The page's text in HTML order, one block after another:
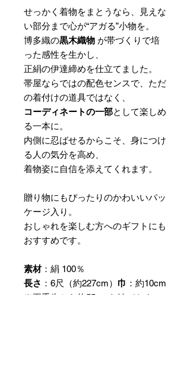
せっかく着物をまとうなら、見えな
い部分まで心が“アガる”小物を。
博多織の黒木織物 が帯づくりで培
った感性を生かし、
正絹の伊達締めを仕立てました。
帯屋ならではの配色センスで、ただ
の着付けの道具ではなく、
コーディネートの一部として楽しめ
る一本に。
内側に忍ばせるからこそ、身につけ
る人の気分を高め、
着物姿に自信を添えてくれます。
贈り物にもぴったりのかわいいパッ
ケージ入り。
おしゃれを楽しむ方へのギフトにも
おすすめです。
素材：絹 100％
長さ ：6尺（約227cm） 巾 ：約10cm
※両手先から約55cmを結びやすい